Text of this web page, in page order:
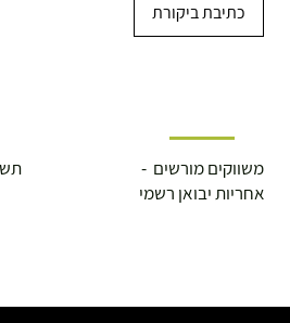
כתיבת ביקורת
משווקים מורשים -
אחריות יבואן רשמי